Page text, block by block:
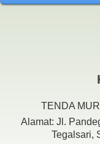
TENDA
Alamat: Jl.
Tegalsari,